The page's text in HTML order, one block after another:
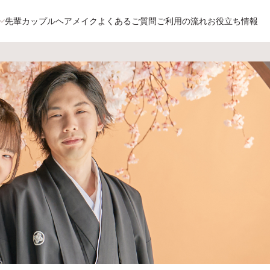
先輩カップルヘアメイク よくあるご質問 ご利用の流れお役立ち情報